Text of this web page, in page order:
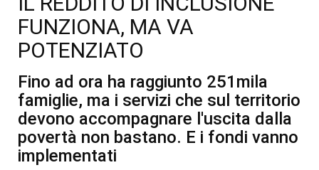
FUNZIONA, MA VA
POTENZIATO
Fino ad ora ha raggiunto 251mila
famiglie, ma i servizi che sul territorio
devono accompagnare l'uscita dalla
povertà non bastano. E i fondi vanno
implementati